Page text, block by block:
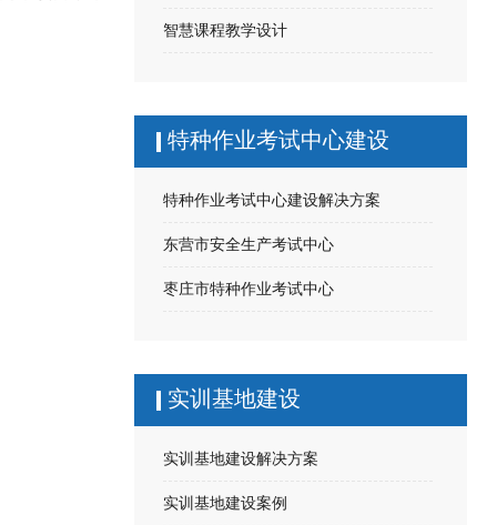
智慧课程教学设计
特种作业考试中心建设
特种作业考试中心建设解决方案
东营市安全生产考试中心
枣庄市特种作业考试中心
实训基地建设
实训基地建设解决方案
实训基地建设案例